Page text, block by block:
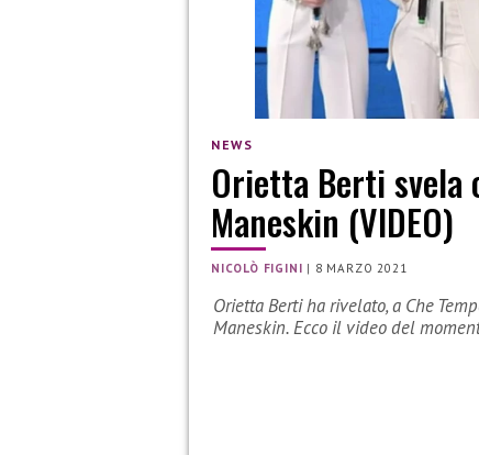
NEWS
Orietta Berti
Maneskin (VIDEO)
NICOLÒ FIGINI | 8 MARZO 2021
Orietta Berti ha rivelato, a Che
Maneskin. Ecco il video del